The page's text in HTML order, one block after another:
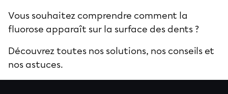
Vous souhaitez comprendre comment la
fluorose apparaît sur la surface des dents ?
Découvrez toutes nos solutions, nos conseils et
nos astuces.